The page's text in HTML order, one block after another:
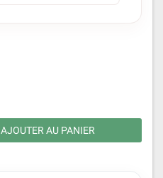
AJOUTER AU PANIER